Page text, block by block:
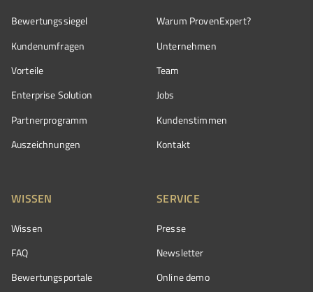
Bewertungssiegel
Kundenumfragen
Vorteile
Enterprise Solution
Partnerprogramm
Auszeichnungen
Warum ProvenExpert?
Unternehmen
Team
Jobs
Kundenstimmen
Kontakt
WISSEN
Wissen
FAQ
Bewertungsportale
SERVICE
Presse
Newsletter
Online demo